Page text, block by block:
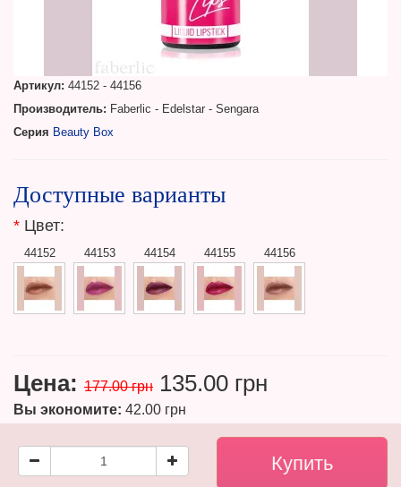
Артикул: 44152 - 44156
Производитель: Faberlic - Edelstar - Sengara
Серия Beauty Box
Доступные варианты
* Цвет:
44152 44153 44154 44155 44156
Цена: 177.00 грн 135.00 грн
Вы экономите: 42.00 грн